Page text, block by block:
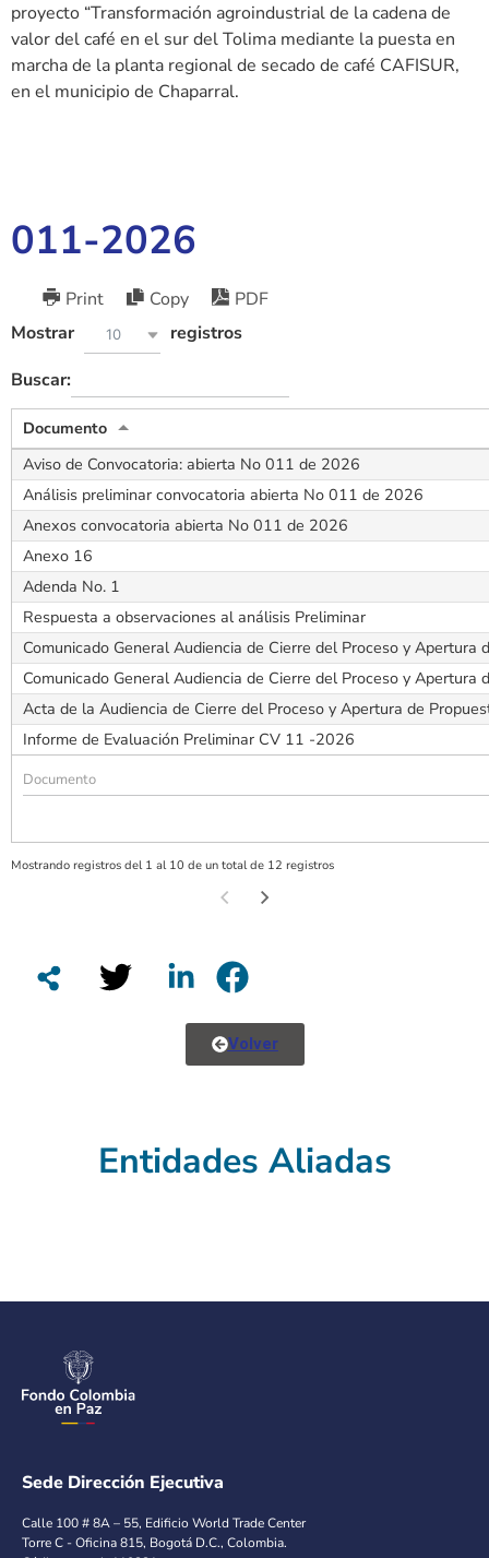
proyecto “Transformación agroindustrial de la cadena de
valor del café en el sur del Tolima mediante la puesta en
marcha de la planta regional de secado de café CAFISUR,
en el municipio de Chaparral.
011-2026
Print Copy
PDF
Mostrar
10
registros
Buscar:
Documento
Aviso de Convocatoria: abierta No 011 de 2026
Análisis preliminar convocatoria abierta No 011 de 2026
Anexos convocatoria abierta No 011 de 2026
Anexo 16
Adenda No. 1
Respuesta a observaciones al análisis Preliminar
Comunicado General Audiencia de Cierre del Proceso y Apertura
Comunicado General Audiencia de Cierre del Proceso y Apertura
Acta de la Audiencia de Cierre del Proceso y Apertura de
Informe de Evaluación Preliminar CV 11 -2026
Mostrando registros del 1 al 10 de un total de 12 registros
Volver
Entidades Aliadas
Sede Dirección Ejecutiva
Calle 100 # 8A – 55, Edificio World Trade Center
Torre C - Oficina 815, Bogotá D.C., Colombia.